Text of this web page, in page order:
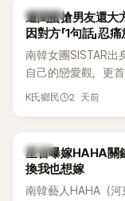
的錄音內容，而A也
像團體的「站姐」，
K-POP
遭閨蜜搶男友還
因對方「1句話」忍
南韓女團SISTAR出
自己的戀愛觀，更
表示，當時選擇瀟
K氏鄉民 2 天前
韓星
星首曝嫁HAHA關
換我也想嫁
南韓藝人HAHA（